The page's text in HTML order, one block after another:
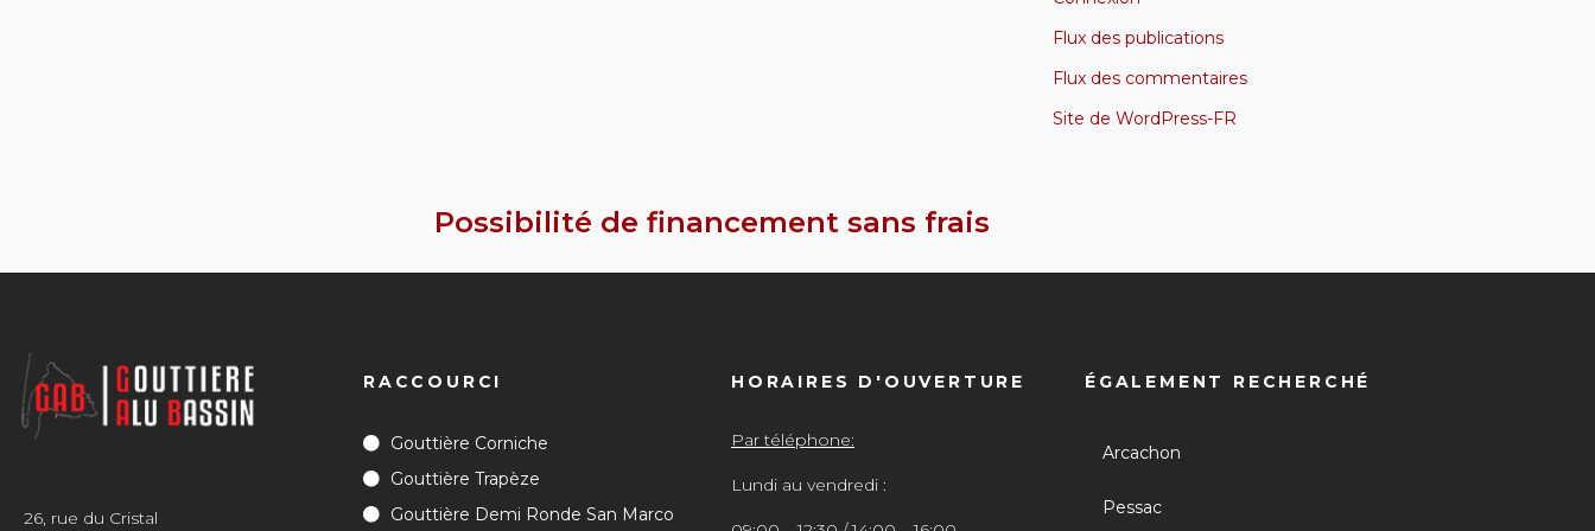
Flux des publications
Flux des commentaires
Site de WordPress-FR
Possibilité de financement sans frais
26, rue du Cristal
RACCOURCI
Gouttière Corniche
Gouttière Trapèze
Gouttière Demi Ronde San Marco
HORAIRES D'OUVERTURE
Par téléphone:
Lundi au vendredi :
ÉGALEMENT RECHERCHÉ
Arcachon
Pessac